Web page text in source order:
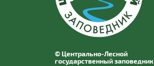
© Центрально-Лесной
государственный заповедник